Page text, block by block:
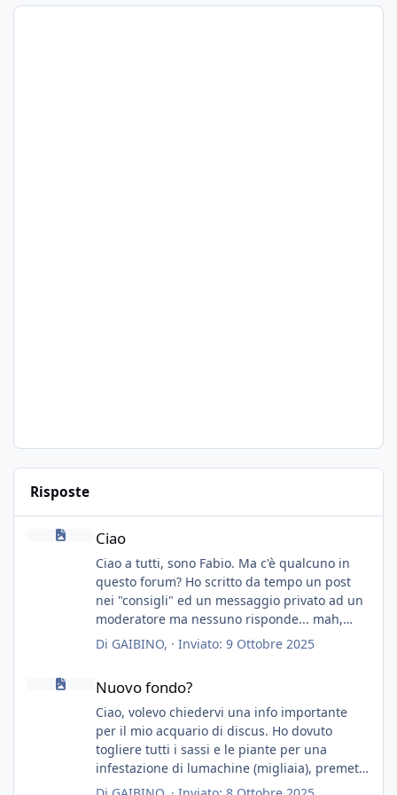
Risposte
Ciao
Ciao a tutti, sono Fabio. Ma c'è qualcuno in
questo forum? Ho scritto da tempo un post
nei "consigli" ed un messaggio privato ad un
moderatore ma nessuno risponde... mah,
chissà... speravo in un consiglio...
Di GAIBINO, · Inviato: 9 Ottobre 2025
Nuovo fondo?
Nuovo fondo?
Ciao, volevo chiedervi una info importante
per il mio acquario di discus. Ho dovuto
togliere tutti i sassi e le piante per una
infestazione di lumachine (migliaia), premetto
che ho 3 discus, 8 coridoras, e una ventina di